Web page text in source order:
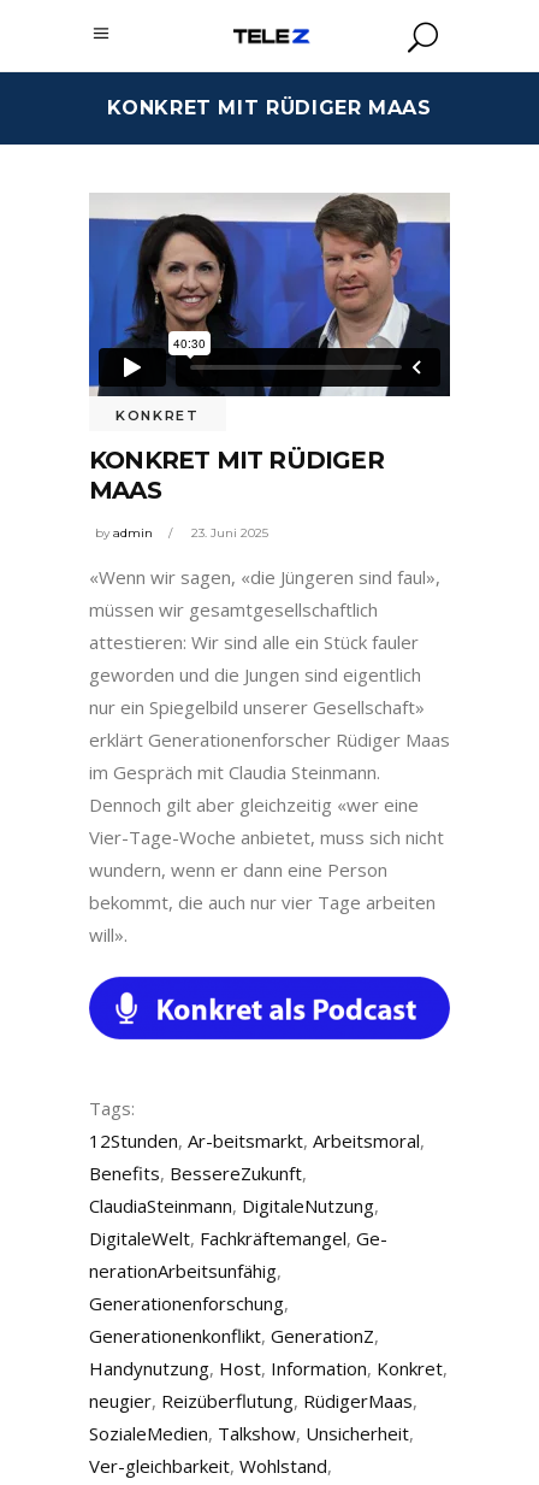
KONKRET MIT RÜDIGER MAAS
KONKRET
KONKRET MIT RÜDIGER
MAAS
byadmin 23. Juni 2025
«Wenn wir sagen, «die Jüngeren sind faul»,
müssen wir gesamtgesellschaftlich
attestieren: Wir sind alle ein Stück fauler
geworden und die Jungen sind eigentlich
nur ein Spiegelbild unserer Gesellschaft»
erklärt Generationenforscher Rüdiger Maas
im Gespräch mit Claudia Steinmann.
Dennoch gilt aber gleichzeitig «wer eine
Vier-Tage-Woche anbietet, muss sich nicht
wundern, wenn er dann eine Person
bekommt, die auch nur vier Tage arbeiten
will».
Tags:
12Stunden, Ar-beitsmarkt, Arbeitsmoral,
Benefits, BessereZukunft,
ClaudiaSteinmann, DigitaleNutzung,
DigitaleWelt, Fachkräftemangel, Ge-
nerationArbeitsunfähig,
Generationenforschung,
Generationenkonflikt, GenerationZ,
Handynutzung, Host, Information, Konkret,
neugier, Reizüberflutung, RüdigerMaas,
SozialeMedien, Talkshow, Unsicherheit,
Ver-gleichbarkeit, Wohlstand,